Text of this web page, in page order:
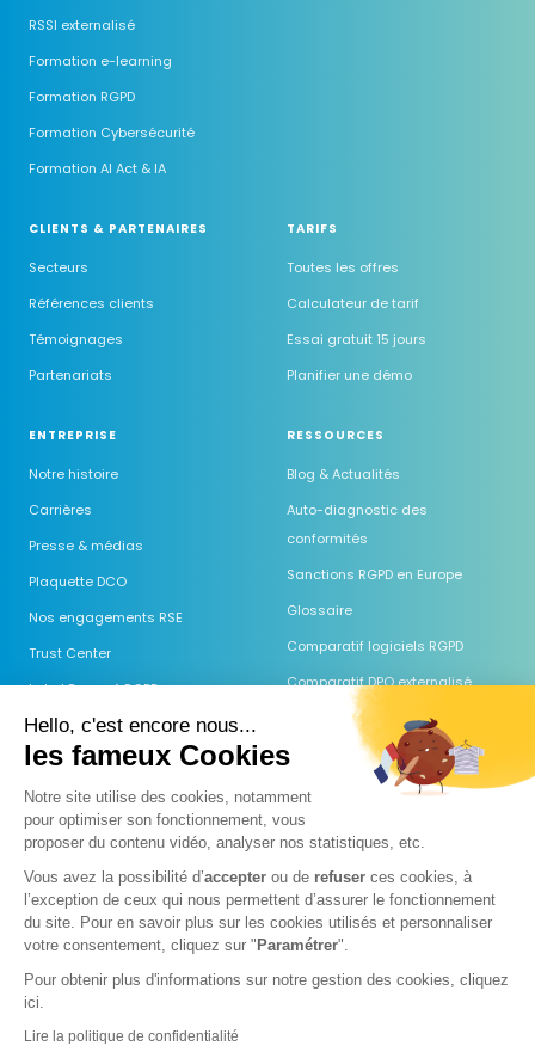
Hello, c'est encore nous...
les fameux Cookies
Notre site utilise des cookies, notamment
pour optimiser son fonctionnement, vous
proposer du contenu vidéo, analyser nos statistiques, etc.
Vous avez la possibilité d’accepter ou de refuser ces cookies, à
l’exception de ceux qui nous permettent d’assurer le fonctionnement
du site. Pour en savoir plus sur les cookies utilisés et personnaliser
votre consentement, cliquez sur "Paramétrer".
Pour obtenir plus d'informations sur notre gestion des cookies, cliquez
ici.
Lire la politique de confidentialité
RSSI externalisé
Formation e-learning
Formation RGPD
Formation Cybersécurité
Formation AI Act & IA
CLIENTS & PARTENAIRES
Secteurs
Références clients
Témoignages
Partenariats
TARIFS
Toutes les offres
Calculateur de tarif
Essai gratuit 15 jours
Planifier une démo
ENTREPRISE
Notre histoire
Carrières
Presse & médias
Plaquette DCO
Nos engagements RSE
Trust Center
Label Engagé RGPD
RESSOURCES
Blog & Actualités
Auto-diagnostic des
conformités
Sanctions RGPD en Europe
Glossaire
Comparatif logiciels RGPD
Comparatif DPO externalisé
Guides & Modèles
Webinaires
Centre d'aide
FAQ
Comparatif des IA (RGPD)
Prospection & IA 2026
Mentions légales Politique de confidentialité